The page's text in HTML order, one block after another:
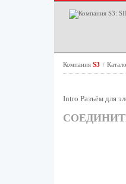
Компания S3 /
Intro Разъём для